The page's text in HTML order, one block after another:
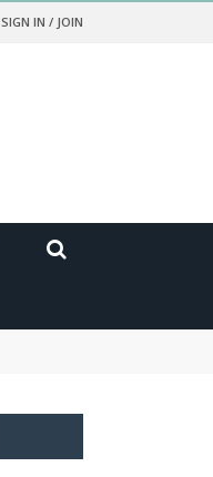
SIGN IN / JOIN